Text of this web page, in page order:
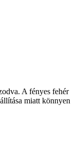
A fényes fehér
miatt könnyen